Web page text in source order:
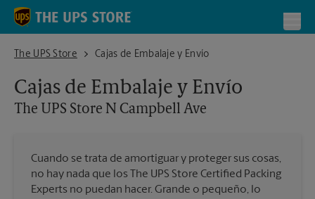
Skip to content
Return to Nav
The UPS Store
The UPS Store N Campbell AveCajas de Embalaje y Envío
Cajas de Embalaje y Envío
The UPS Store N Campbell Ave
Cuando se trata de amortiguar y proteger sus cosas,
no hay nada que los The UPS Store Certified Packing
Experts no puedan hacer. Grande o pequeño, lo